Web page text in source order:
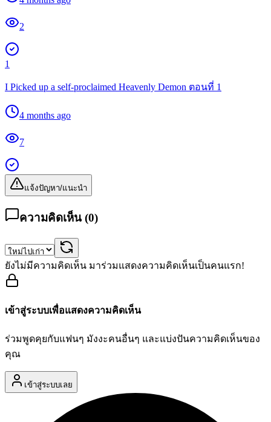
2
1
I Picked up a self-proclaimed Heavenly Demon ตอนที่ 1
4 months ago
7
แจ้งปัญหา/แนะนำ
ความคิดเห็น (0)
ยังไม่มีความคิดเห็น มาร่วมแสดงความคิดเห็นเป็นคนแรก!
เข้าสู่ระบบเพื่อแสดงความคิดเห็น
ร่วมพูดคุยกับแฟนๆ มังงะคนอื่นๆ และแบ่งปันความคิดเห็นของ
คุณ
เข้าสู่ระบบเลย